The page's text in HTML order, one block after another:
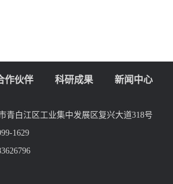
作伙伴 科研成果 新闻中心
青白江区工业集中发展区复兴大道318号
1629